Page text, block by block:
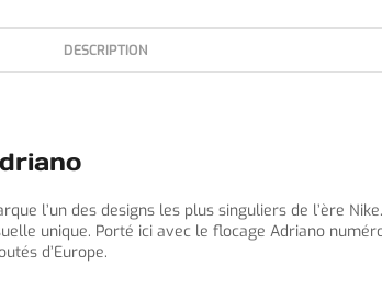
DESCRIPTION
l’un des designs les plus singuliers de l’ère
unique. Porté ici avec le flocage Adriano
d’Europe.